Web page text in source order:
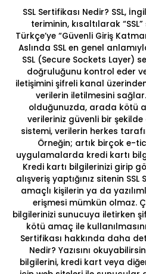
SSL Sertifikası Nedir? SSL,
teriminin, kısaltılarak
Türkçe’ye “Güvenli Giriş
Aslında SSL en genel
SSL (Secure Sockets Layer)
doğruluğunu kontrol eder
iletişimini şifreli kanal
verilerin iletilmesini
olduğunuzda, arada kötü
verileriniz güvenli bir
sistemi, verilerin herkes
Örneğin; artık birçok e-
uygulamalarda kredi kartı
Kredi kartı bilgilerinizi girip
alışveriş yaptığınız sitenin
amaçlı kişilerin ya da
erişmesi mümkün olmaz.
bilgilerinizi sunucuya iletirken
kötü amaç ile
Sertifikası hakkında daha
Nedir? Yazısını
bilgilerini, kredi kart veya